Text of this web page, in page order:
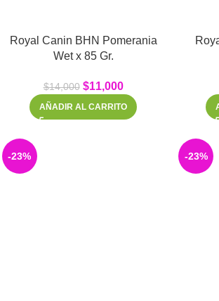
Royal Canin BHN Pomerania
Wet x 85 Gr.
$14,000 $11,000
AÑADIR AL CARRITO
-23% -23%